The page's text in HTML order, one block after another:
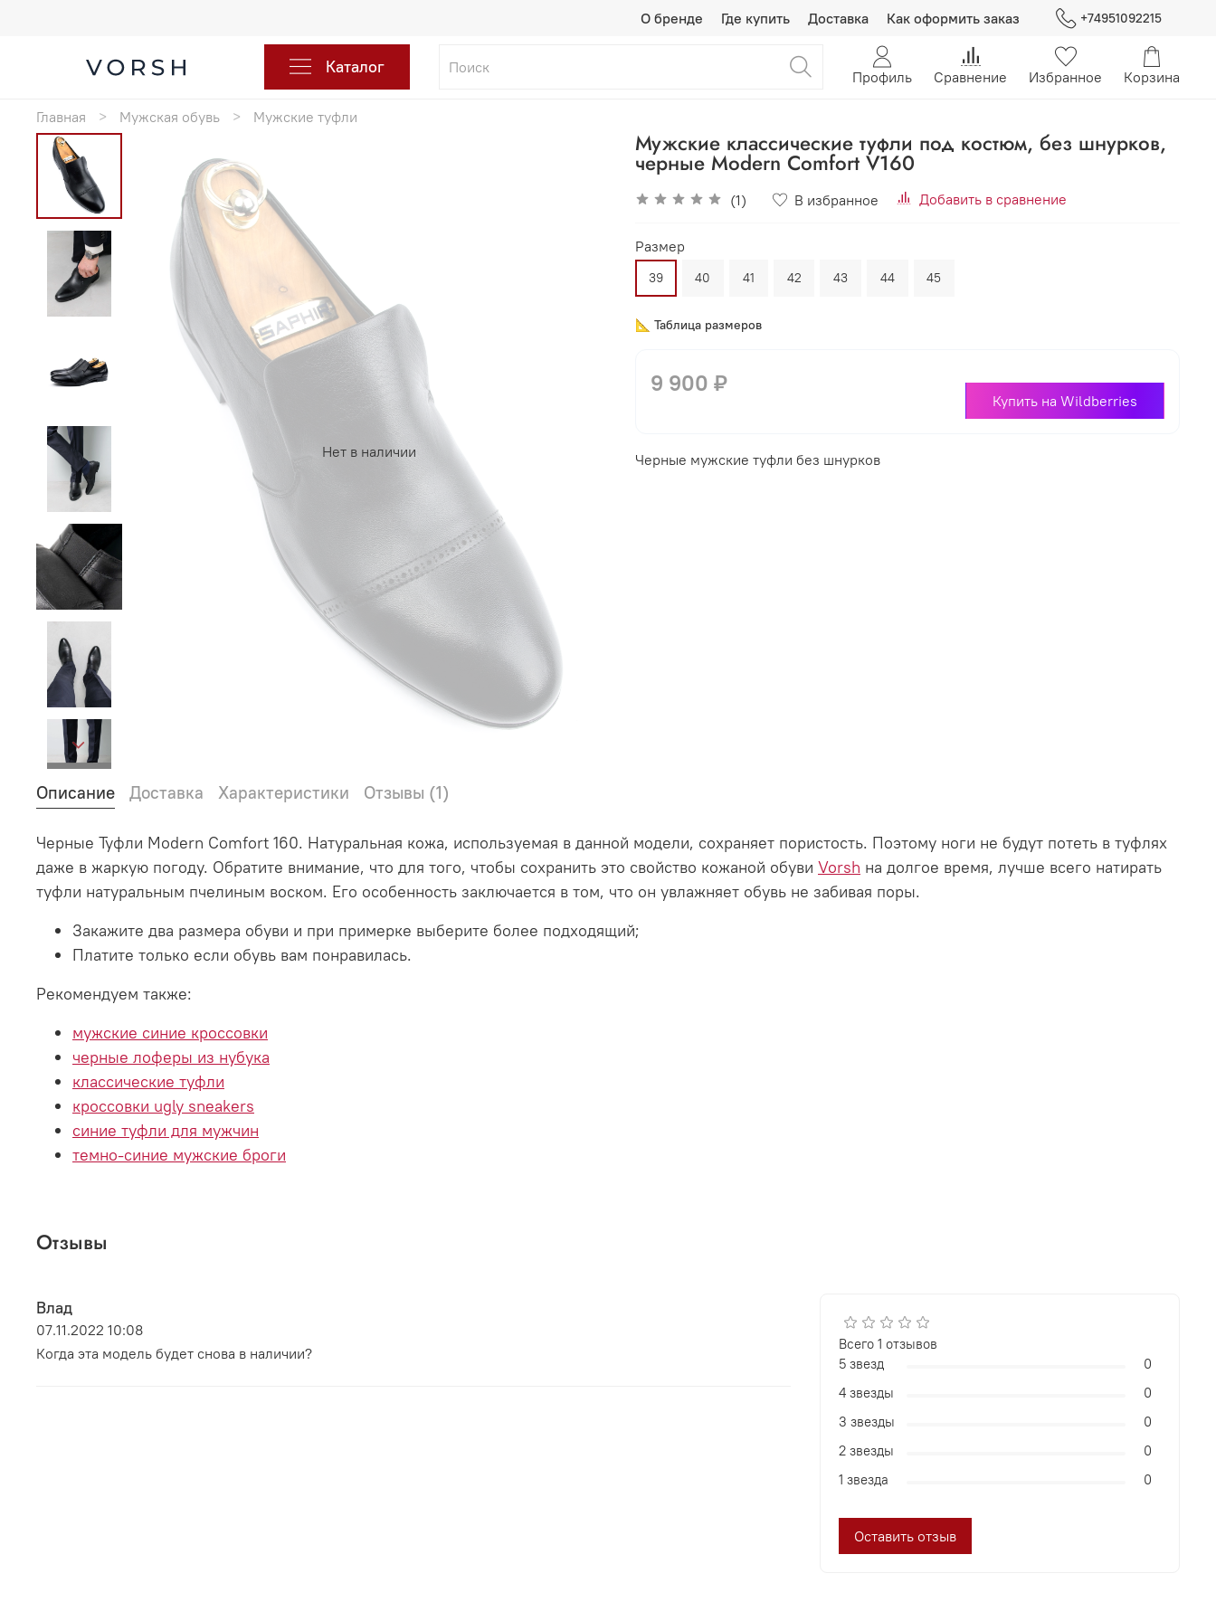
О бренде Где купить Доставка Как оформить заказ +74951092215
Каталог Профиль Сравнение Избранное Корзина
Главная Мужская обувь Мужские туфли
Нет в наличии
Мужские классические туфли под костюм, без шнурков,
черные Modern Comfort V160
(1) В избранное Добавить в сравнение
Размер
39 40 41 42 43 44 45
📐 Таблица размеров
9 900 ₽
Купить на Wildberries
Черные мужские туфли без шнурков
Описание Доставка Характеристики Отзывы (1)
Черные Туфли Modern Comfort 160. Натуральная кожа, используемая в данной модели, сохраняет пористость. Поэтому ноги не будут потеть в туфлях
даже в жаркую погоду. Обратите внимание, что для того, чтобы сохранить это свойство кожаной обуви Vorsh на долгое время, лучше всего натирать
туфли натуральным пчелиным воском. Его особенность заключается в том, что он увлажняет обувь не забивая поры.
Закажите два размера обуви и при примерке выберите более подходящий;
Платите только если обувь вам понравилась.
Рекомендуем также:
мужские синие кроссовки
черные лоферы из нубука
классические туфли
кроссовки ugly sneakers
синие туфли для мужчин
темно-синие мужские броги
Отзывы
Влад
07.11.2022 10:08
Когда эта модель будет снова в наличии?
Всего1 отзывов
5 звезд
0
4 звезды
0
3 звезды
0
2 звезды
0
1 звезда
0
Оставить отзыв